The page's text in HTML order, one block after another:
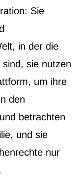
Sie
in der die
sie nutzen
um ihre
den
betrachten
und sie
nur